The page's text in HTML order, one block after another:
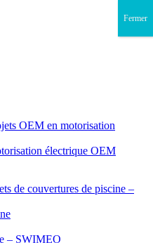
OEM en motorisation
électrique OEM
de couvertures de piscine –
– SWIMEO
Fermer